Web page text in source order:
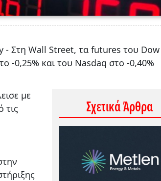
Στη Wall Street, τα futures του Dow
-0,25% και του Nasdaq στο -0,40%
Σχετικά Άρθρα
με
τις